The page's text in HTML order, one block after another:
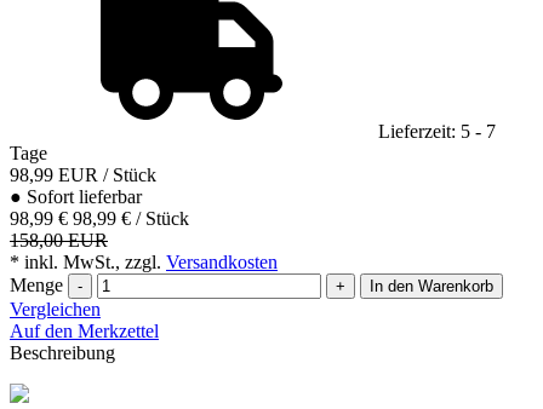
Lieferzeit: 5 - 7
Tage
98,99 EUR / Stück
● Sofort lieferbar
98,99 € 98,99 € / Stück
158,00 EUR
* inkl. MwSt., zzgl. Versandkosten
Menge
- + In den Warenkorb
Vergleichen
Auf den Merkzettel
Beschreibung